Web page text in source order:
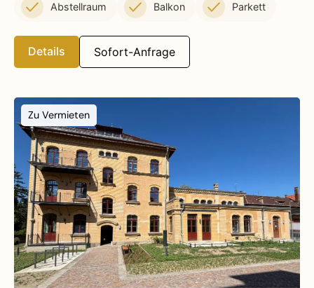
Abstellraum Balkon Parkett
Details Sofort-Anfrage
Zu Vermieten